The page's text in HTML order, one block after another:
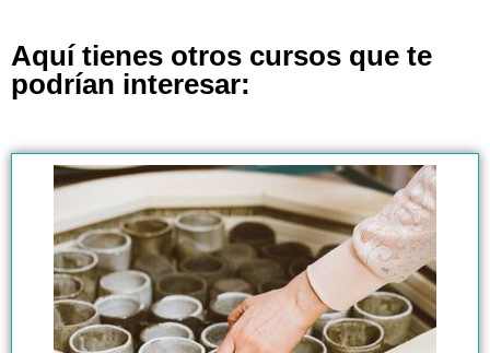
Aquí tienes otros cursos que te
podrían interesar: